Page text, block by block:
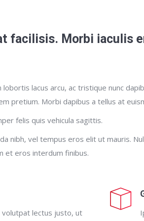
facilisis. Morbi iaculis
lacus arcu, ac tristique nunc
pretium. Morbi dapibus a tellus at
felis quis vehicula sagittis.
nibh, vel tempus eros elit ut mauris.
et eros interdum finibus.
volutpat lectus justo, ut